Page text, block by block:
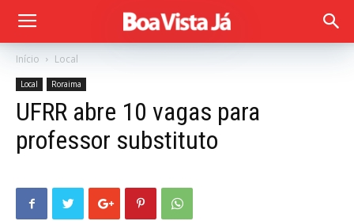
Início Local
Local Roraima
UFRR abre 10 vagas para
professor substituto